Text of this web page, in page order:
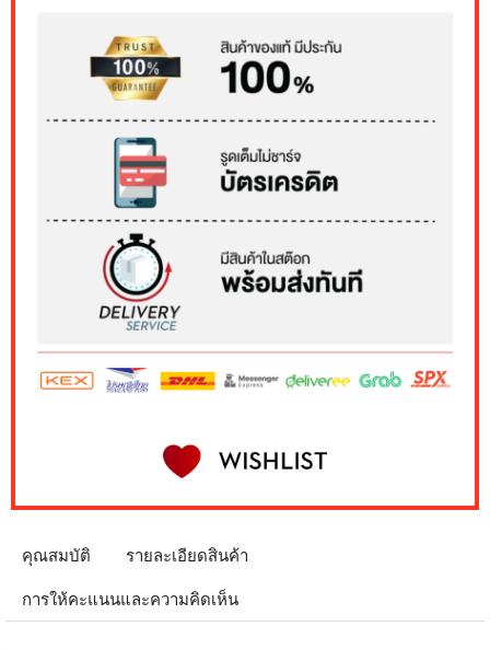
คุณสมบัติ รายละเอียดสินค้า
การให้คะแนนและความคิดเห็น